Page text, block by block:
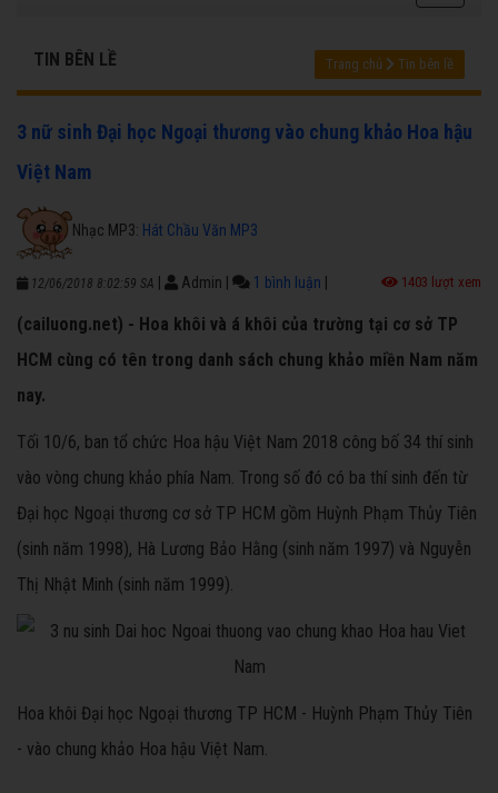
TIN BÊN LỀ Trang chủ Tin bên lề
3 nữ sinh Đại học Ngoại thương vào chung khảo Hoa hậu
Việt Nam
Nhạc MP3: Hát Chầu Văn MP3
12/06/2018 8:02:59 SA Admin 1 bình luận 1403 lượt xem
(cailuong.net) - Hoa khôi và á khôi của trường tại cơ sở TP
HCM cùng có tên trong danh sách chung khảo miền Nam năm
nay.
Tối 10/6, ban tổ chức Hoa hậu Việt Nam 2018 công bố 34 thí sinh
vào vòng chung khảo phía Nam. Trong số đó có ba thí sinh đến từ
Đại học Ngoại thương cơ sở TP HCM gồm Huỳnh Phạm Thủy Tiên
(sinh năm 1998), Hà Lương Bảo Hằng (sinh năm 1997) và Nguyễn
Thị Nhật Minh (sinh năm 1999).
Hoa khôi Đại học Ngoại thương TP HCM - Huỳnh Phạm Thủy Tiên
- vào chung khảo Hoa hậu Việt Nam.